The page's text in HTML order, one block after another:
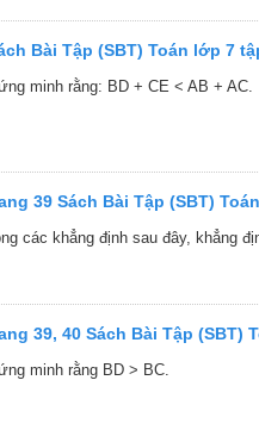
Bài Tập (SBT) Toán lớp 7
minh rằng: BD + CE < AB + AC.
39 Sách Bài Tập (SBT)
các khẳng định sau đây, khẳng
39, 40 Sách Bài Tập (SBT)
minh rằng BD > BC.